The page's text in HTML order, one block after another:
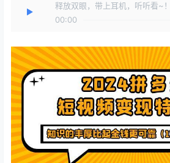
释放双眼，带上耳机，听听看~！
00:00